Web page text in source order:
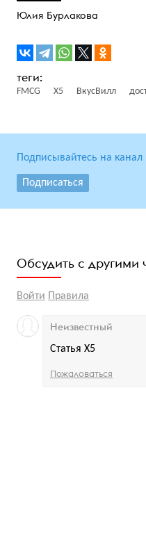
Юлия Бурлакова
FMCG X5 ВкусВилл
Подписывайтесь на канал
Подписаться
Обсудить с другими
Войти Правила
Статья X5
Неизвестный
Пожаловаться